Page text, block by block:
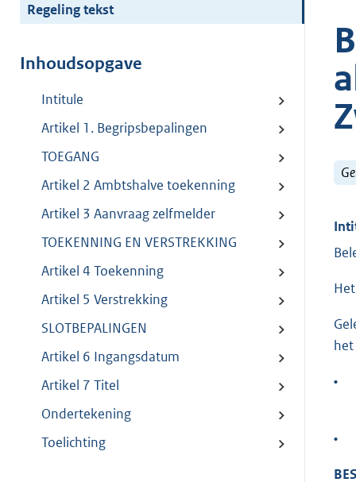
Regeling tekst
Inhoudsopgave
Intitule
Artikel 1. Begripsbepalingen
TOEGANG
Artikel 2 Ambtshalve toekenning
Artikel 3 Aanvraag zelfmelder
TOEKENNING EN VERSTREKKING
Artikel 4 Toekenning
Artikel 5 Verstrekking
SLOTBEPALINGEN
Artikel 6 Ingangsdatum
Artikel 7 Titel
Ondertekening
Toelichting
•
•